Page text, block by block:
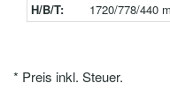
H/B/T:
1720/778/440
* Preis inkl. Steuer.